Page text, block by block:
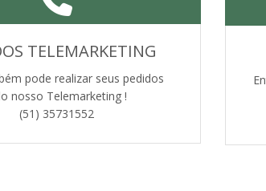
TELEMARKETING
pode realizar seus pedidos
nosso Telemarketing !
(51) 35731552